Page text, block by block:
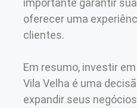
oferecer uma
clientes.
Em resumo, investir
Vila Velha é uma
expandir seus